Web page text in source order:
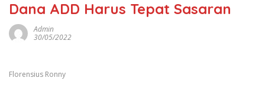
Dana ADD Harus Tepat Sasaran
Admin
30/05/2022
Florensius Ronny